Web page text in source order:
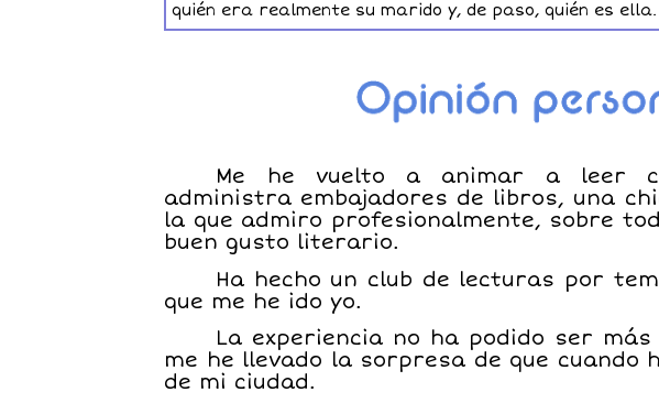
quién era realmente su marido y, de paso, quién es ella.
Me he vuelto a animar a leer
administra embajadores de libros, una
la que admiro profesionalmente, sobre
buen gusto literario.
Ha hecho un club de lecturas por
que me he ido yo.
La experiencia no ha podido ser
me he llevado la sorpresa de que cuando
de mi ciudad.